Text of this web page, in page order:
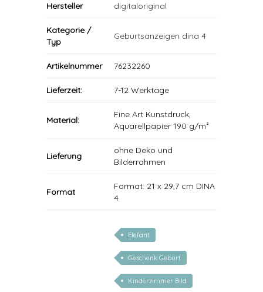
Hersteller digitaloriginal
Kategorie /
Typ
Geburtsanzeigen dina 4
Artikelnummer 76232260
Lieferzeit: 7-12 Werktage
Material:
Fine Art Kunstdruck,
Aquarellpapier 190 g/m²
Lieferung
ohne Deko und
Bilderrahmen
Format
Format: 21 x 29,7 cm DINA
4
Elefant
Geschenk Geburt
Kinderzimmer Bild